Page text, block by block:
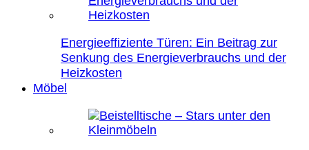
Energieeffiziente Türen: Ein Beitrag zur
Senkung des Energieverbrauchs und der
Heizkosten
Möbel